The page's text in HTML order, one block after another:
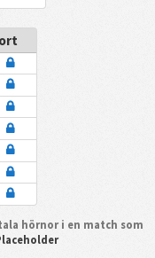
hörnor i en match som